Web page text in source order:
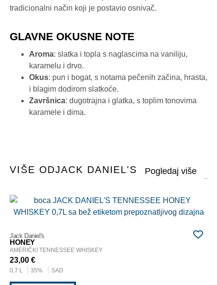
tradicionalni način koji je postavio osnivač.
GLAVNE OKUSNE NOTE
Aroma: slatka i topla s naglascima na vaniliju,
karamelu i drvo.
Okus: pun i bogat, s notama pečenih začina, hrasta,
i blagim dodirom slatkoće.
Završnica: dugotrajna i glatka, s toplim tonovima
karamele i dima.
VIŠE ODJACK DANIEL'S
Jack Daniel's
HONEY
AMERIČKI TENNESSEE WHISKEY
23,00 €
0,7 L 35% SAD